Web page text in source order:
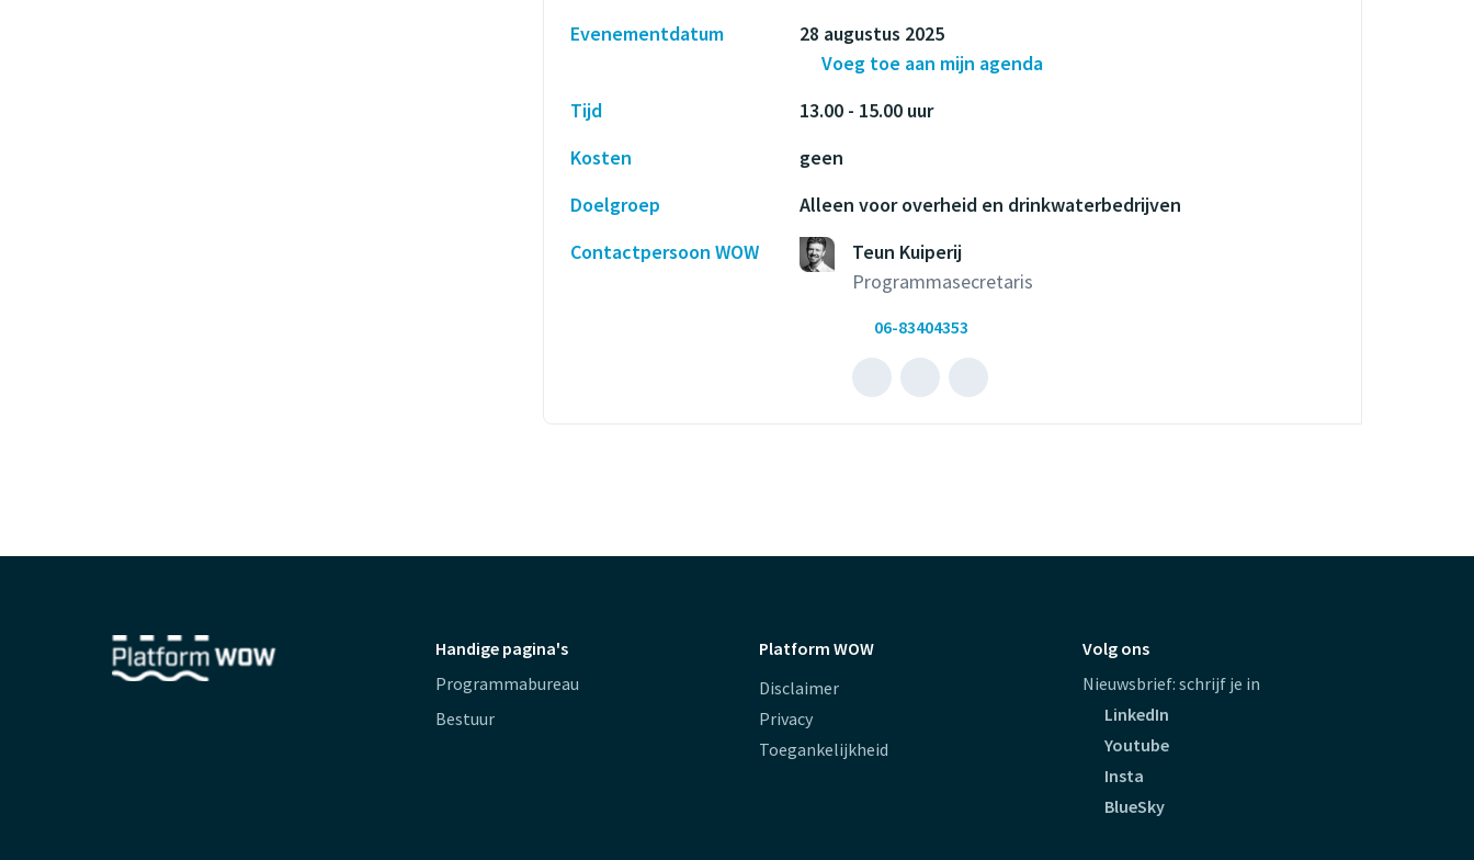
Evenementdatum
28 augustus 2025
Voeg toe aan mijn agenda
Tijd
13.00 - 15.00 uur
Kosten
geen
Doelgroep
Alleen voor overheid en drinkwaterbedrijven
Contactpersoon WOW
Teun Kuiperij
Programmasecretaris
06-83404353
Mailen
naar
Bel
met
Handige pagina's
Programmabureau
Bestuur
Platform WOW
Disclaimer
Privacy
Toegankelijkheid
Volg ons
Nieuwsbrief: schrijf je in
LinkedIn
Youtube
Insta
BlueSky